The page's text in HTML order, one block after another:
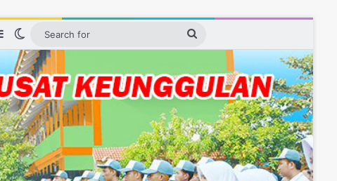
In
SidebarSwitch skin
Search